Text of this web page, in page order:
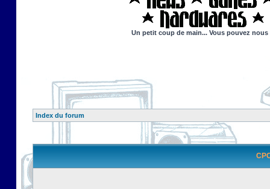
Un petit coup de main... Vous pouvez
Index du forum